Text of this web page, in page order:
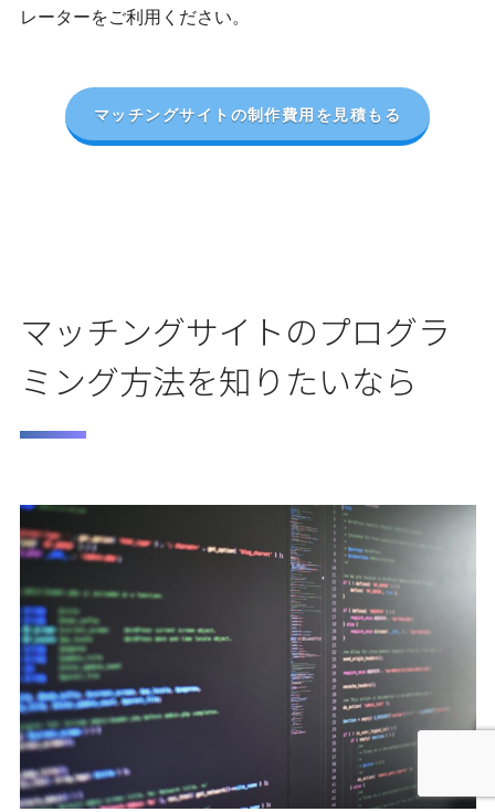
レーターをご利用ください。
マッチングサイトの制作費用を見積もる
マッチングサイトのプログラ
ミング方法を知りたいなら